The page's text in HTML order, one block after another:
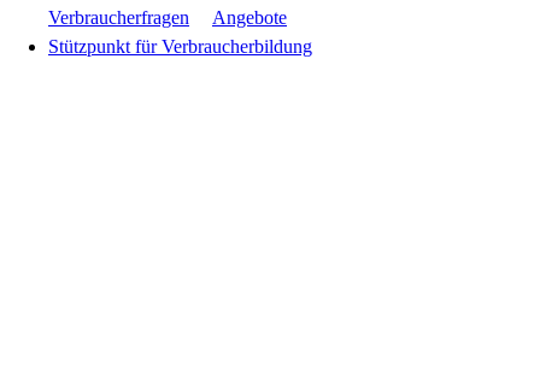
Verbraucherfragen
Angebote
Stützpunkt für Verbraucherbildung